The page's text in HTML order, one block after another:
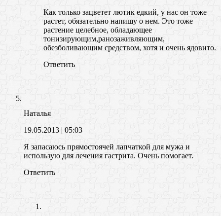
Как только зацветет лютик едкий, у нас он тоже
растет, обязательно напишу о нем. Это тоже
растение целебное, обладающее
тонизирующим,ранозаживляющим,
обезболивающим средством, хотя и очень ядовито.
Ответить
Наталья
19.05.2013 | 05:03
Я запасаюсь прямостоячей лапчаткой для мужа и
использую для лечения гастрита. Очень помогает.
Ответить